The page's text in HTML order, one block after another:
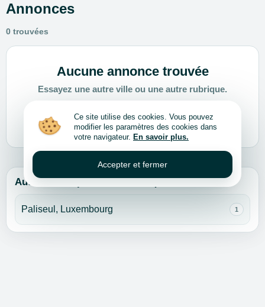
Annonces
0 trouvées
Aucune annonce trouvée
Essayez une autre ville ou une autre rubrique.
Choisir une autre ville ou rubrique
Autres villes pour cette rubrique
Paliseul, Luxembourg 1
Ce site utilise des cookies. Vous pouvez
modifier les paramètres des cookies dans
votre navigateur. En savoir plus.
Accepter et fermer